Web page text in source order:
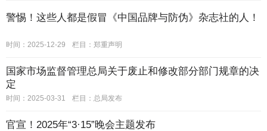
警惕！这些人都是假冒《中国品牌与防伪》杂志社的人！
时间：2025-12-29 栏目： 郑重声明
国家市场监督管理总局关于废止和修改部分部门规章的决
定
时间：2025-03-31 栏目： 总局发布
官宣！2025年“3·15”晚会主题发布